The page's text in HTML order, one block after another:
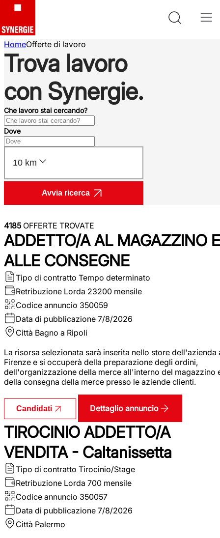
HomeOfferte di lavoro
Trova lavoro
con Synergie.
Che lavoro stai cercando?
Dove
10 km
Avvia ricerca
4185OFFERTE TROVATE
ADDETTO/A AL MAGAZZINO E
ALLE CONSEGNE
Tipo di contratto Tempo determinato
Retribuzione Lorda 23200 mensile
Codice annuncio 350059
Data di pubblicazione 7/8/2026
Città Bagno a Ripoli
La risorsa selezionata sarà inserita nello store dell'azienda
Firenze e si occuperà della preparazione degli ordini,
dell'organizzazione della merce all'interno del magazzino
della consegna della merce presso le aziende clienti.
Candidati Dettaglio annuncio
TIROCINIO ADDETTO/A
VENDITA - Caltanissetta
Tipo di contratto Tirocinio/Stage
Retribuzione Lorda 700 mensile
Codice annuncio 350057
Data di pubblicazione 7/8/2026
Città Palermo